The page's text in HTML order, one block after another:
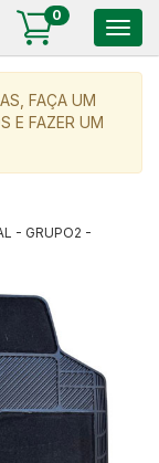
0
FAÇA UM
E FAZER UM
- GRUPO2 -